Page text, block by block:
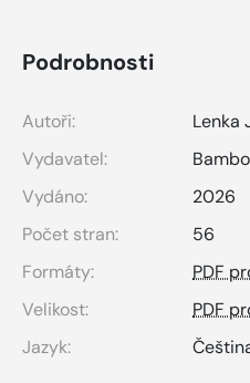
Podrobnosti
Autoři:
Lenka
Vydavatel:
Vydáno:
2026
Počet stran:
56
Formáty:
PDF
Velikost:
PDF
Jazyk: